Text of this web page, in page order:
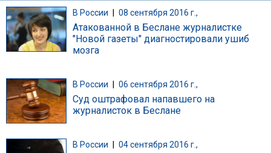
В России | 08 сентября 2016 г.,
Атакованной в Беслане журналистке
"Новой газеты" диагностировали ушиб
мозга
В России 06 сентября 2016 г.,
Суд оштрафовал напавшего на
журналисток в Беслане
В России 04 сентября 2016 г.,